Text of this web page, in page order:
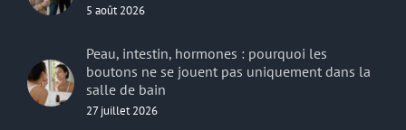
5 août 2026
Peau, intestin, hormones : pourquoi les
boutons ne se jouent pas uniquement dans la
salle de bain
27 juillet 2026